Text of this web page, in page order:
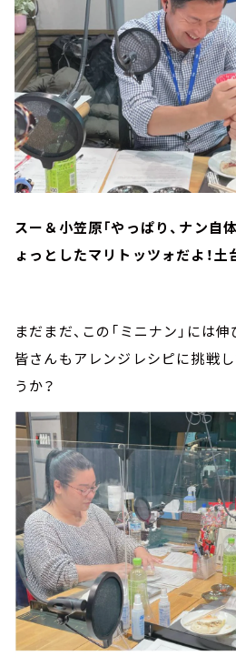
スー＆小笠原「やっぱり、ナン自
ょっとしたマリトッツォだよ！土
まだまだ、この「ミニナン」には
皆さんもアレンジレシピに挑戦
うか？